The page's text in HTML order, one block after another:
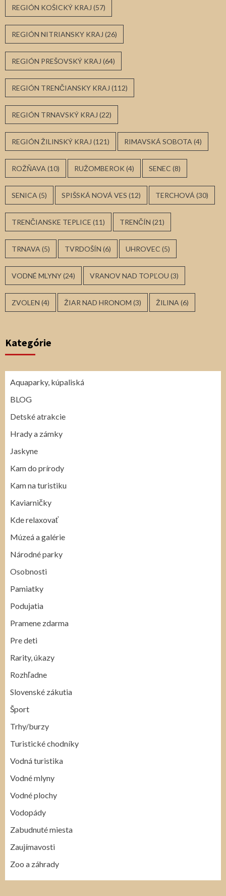
REGIÓN KOŠICKÝ KRAJ (57)
REGIÓN NITRIANSKY KRAJ (26)
REGIÓN PREŠOVSKÝ KRAJ (64)
REGIÓN TRENČIANSKY KRAJ (112)
REGIÓN TRNAVSKÝ KRAJ (22)
REGIÓN ŽILINSKÝ KRAJ (121) RIMAVSKÁ SOBOTA (4)
ROŽŇAVA (10) RUŽOMBEROK (4) SENEC (8)
SENICA (5) SPIŠSKÁ NOVÁ VES (12) TERCHOVÁ (30)
TRENČIANSKE TEPLICE (11) TRENČÍN (21)
TRNAVA (5) TVRDOŠÍN (6) UHROVEC (5)
VODNÉ MLYNY(24) VRANOV NAD TOPĽOU (3)
ZVOLEN (4) ŽIAR NAD HRONOM (3) ŽILINA (6)
Kategórie
Aquaparky, kúpaliská
BLOG
Detské atrakcie
Hrady a zámky
Jaskyne
Kam do prírody
Kam na turistiku
Kaviarničky
Kde relaxovať
Múzeá a galérie
Národné parky
Osobnosti
Pamiatky
Podujatia
Pramene zdarma
Pre deti
Rarity, úkazy
Rozhľadne
Slovenské zákutia
Šport
Trhy/burzy
Turistické chodníky
Vodná turistika
Vodné mlyny
Vodné plochy
Vodopády
Zabudnuté miesta
Zaujímavosti
Zoo a záhrady